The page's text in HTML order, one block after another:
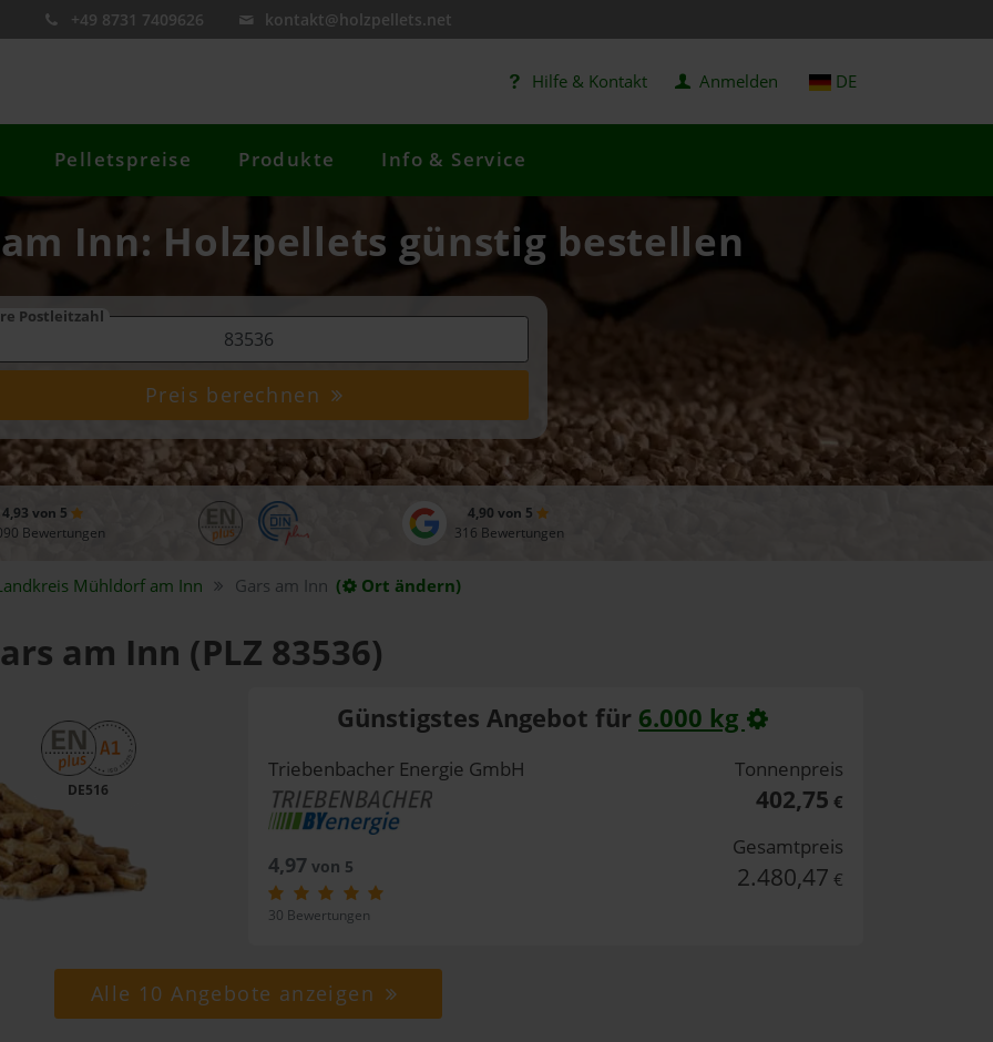
+49 8731 7409626 kontakt@holzpellets.net
Hilfe & Kontakt Anmelden DE
Pelletspreise Produkte Info & Service
Inn: Holzpellets günstig bestellen
Postleitzahl
Preis berechnen
4,93 von 5
Bewertungen
4,90 von 5
316 Bewertungen
Mühldorf am Inn Gars am Inn ( Ort ändern)
am Inn (PLZ 83536)
DE516
Günstigstes Angebot für 6.000 kg
Triebenbacher Energie GmbH
4,97von 5
30 Bewertungen
Tonnenpreis
402,75 €
Gesamtpreis
2.480,47 €
Alle 10 Angebote anzeigen